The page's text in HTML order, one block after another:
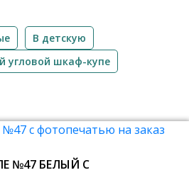
В детскую
угловой шкаф-купе
№47 БЕЛЫЙ С